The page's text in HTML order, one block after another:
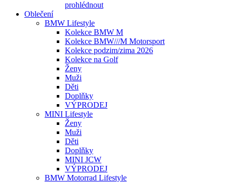
prohlédnout
Oblečení
BMW Lifestyle
Kolekce BMW M
Kolekce BMW///M Motorsport
Kolekce podzim/zima 2026
Kolekce na Golf
Ženy
Muži
Děti
Doplňky
VÝPRODEJ
MINI Lifestyle
Ženy
Muži
Děti
Doplňky
MINI JCW
VÝPRODEJ
BMW Motorrad Lifestyle